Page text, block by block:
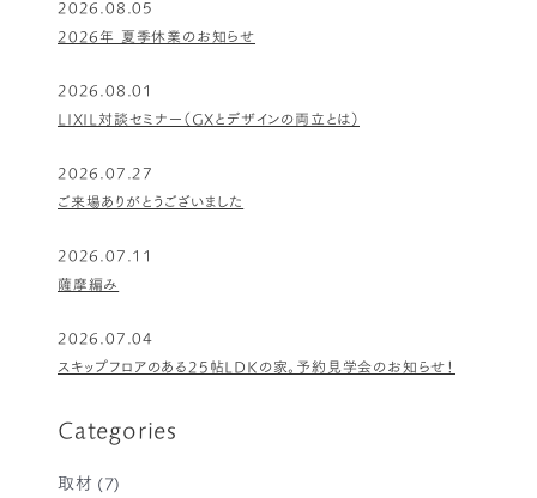
2026.08.05
2026年 夏季休業のお知らせ
2026.08.01
LIXIL対談セミナー（GXとデザインの両立とは）
2026.07.27
ご来場ありがとうございました
2026.07.11
薩摩編み
2026.07.04
スキップフロアのある25帖LDKの家。予約見学会のお知らせ！
Categories
取材 (7)